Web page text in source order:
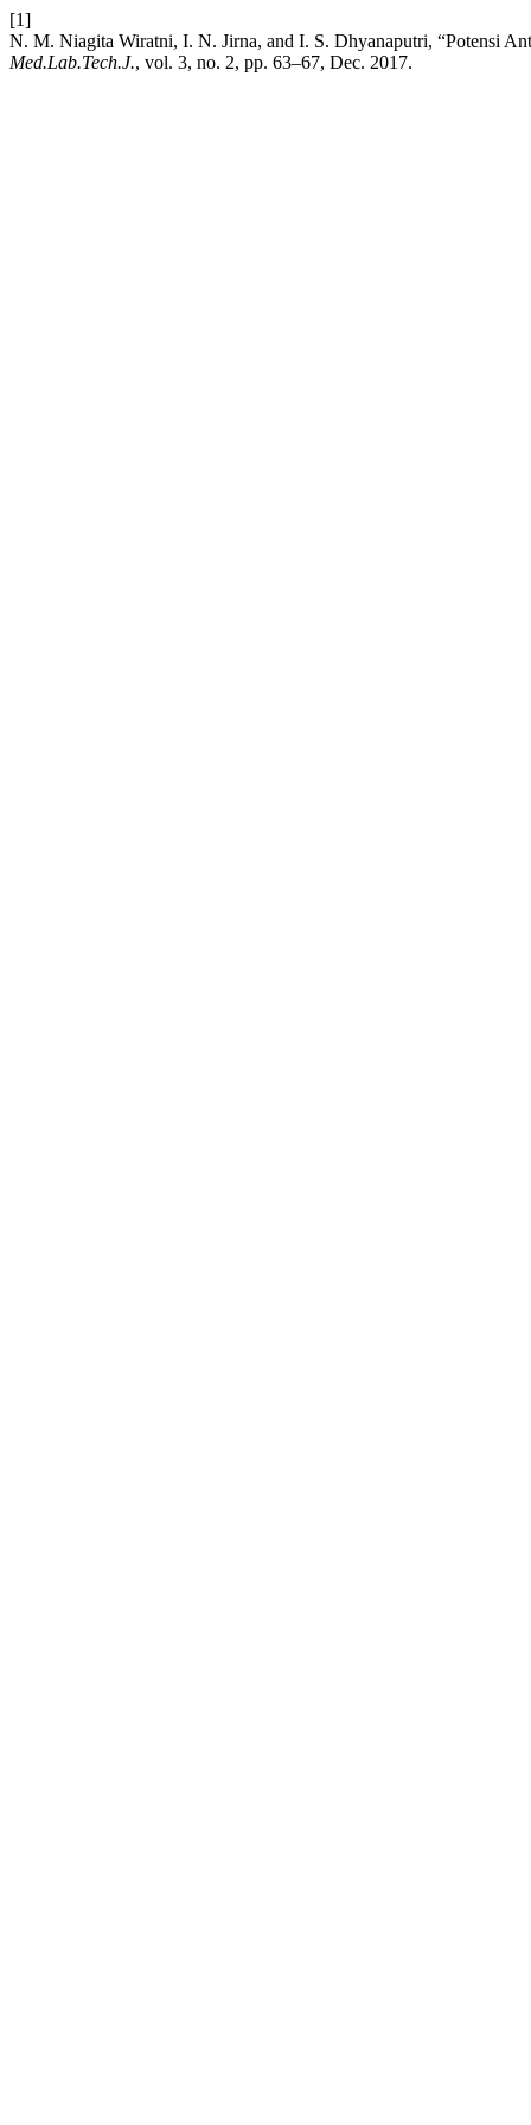
[1]
N. M. Niagita Wiratni, I. N. Jirna, and I. S. Dhyanaputri, “Potensi
Med.Lab.Tech.J., vol. 3, no. 2, pp. 63–67, Dec. 2017.